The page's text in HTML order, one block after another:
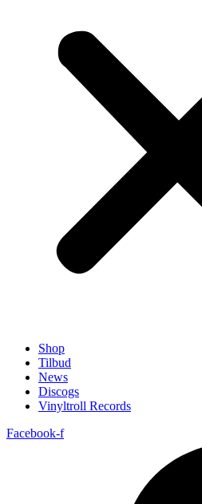
Shop
Tilbud
News
Discogs
Vinyltroll Records
Facebook-f